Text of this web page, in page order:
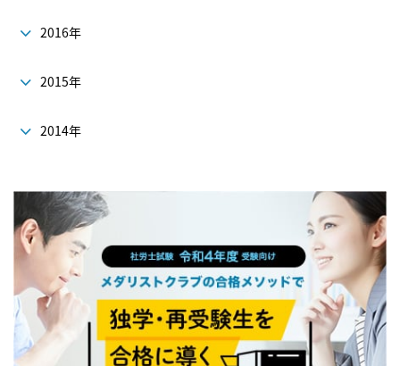
2016年
2015年
2014年